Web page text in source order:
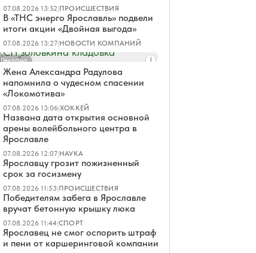
07.08.2026 13:52|ПРОИСШЕСТВИЯ
В «ТНС энерго Ярославль» подвели
итоги акции «Двойная выгода»
07.08.2026 13:27|НОВОСТИ КОМПАНИЙ
Реклама
Жена Александра Радулова
напомнила о чудесном спасении
«Локомотива»
07.08.2026 13:06|ХОККЕЙ
Названа дата открытия основной
арены волейбольного центра в
Ярославле
07.08.2026 12:07|НАУКА
Ярославцу грозит пожизненный
срок за госизмену
07.08.2026 11:53|ПРОИСШЕСТВИЯ
Победителям забега в Ярославле
вручат бетонную крышку люка
07.08.2026 11:44|СПОРТ
Ярославец не смог оспорить штраф
и пени от каршеринговой компании